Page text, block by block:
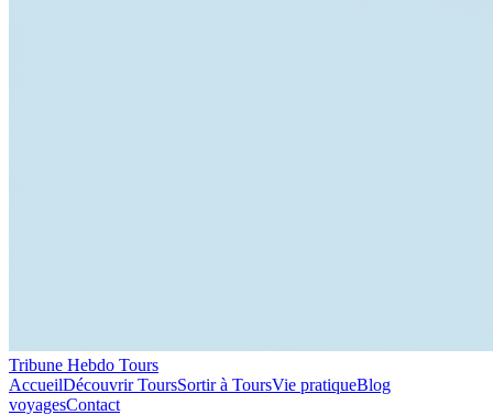
Tribune Hebdo Tours
AccueilDécouvrir ToursSortir à ToursVie pratiqueBlog
voyagesContact